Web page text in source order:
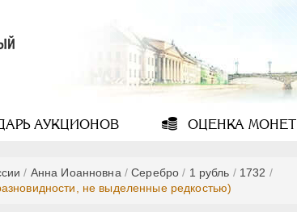
АУКЦИОНОВ ОЦЕНКА МОНЕТ
/ Анна Иоанновна /Серебро / 1 рубль / 1732 /
не выделенные редкостью)